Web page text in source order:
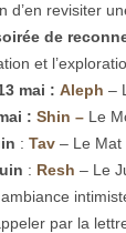
d’en revisiter
de
et
mai : Aleph –
: Shin – Le
: Tav – Le Mat
: Resh – Le
par la